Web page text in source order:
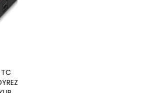
TC